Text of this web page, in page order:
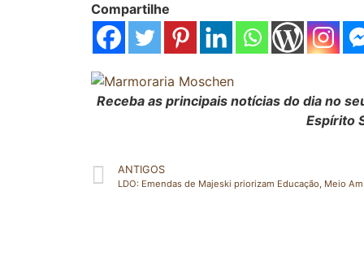
Compartilhe
Receba as principais notícias do dia no
Espírito
ANTIGOS